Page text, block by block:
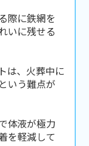
際に鉄網を
いに残せる
は、火葬中に
いう難点が
体液が極力
を軽減して